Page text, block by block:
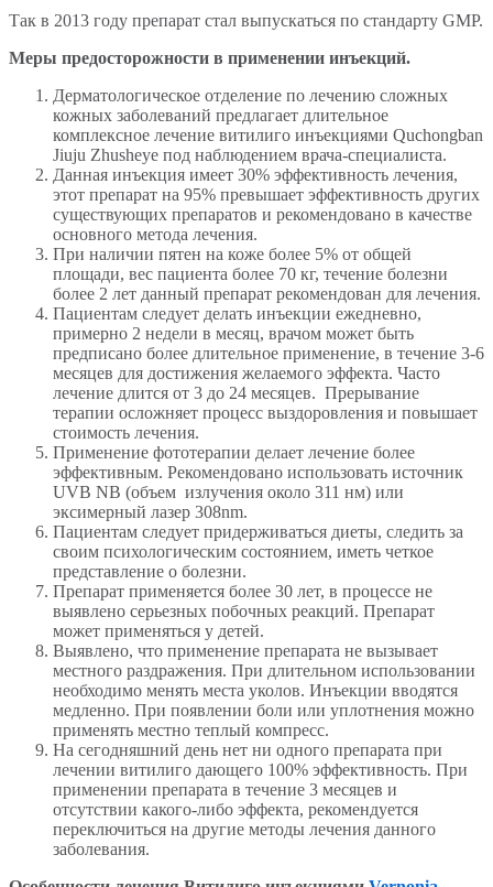
Так в 2013 году препарат стал выпускаться по стандарту GMP.
Меры предосторожности в применении инъекций.
Дерматологическое отделение по лечению сложных
кожных заболеваний предлагает длительное
комплексное лечение витилиго инъекциями Quchongban
Jiuju Zhusheye под наблюдением врача-специалиста.
Данная инъекция имеет 30% эффективность лечения,
этот препарат на 95% превышает эффективность других
существующих препаратов и рекомендовано в качестве
основного метода лечения.
При наличии пятен на коже более 5% от общей
площади, вес пациента более 70 кг, течение болезни
более 2 лет данный препарат рекомендован для лечения.
Пациентам следует делать инъекции ежедневно,
примерно 2 недели в месяц, врачом может быть
предписано более длительное применение, в течение 3-6
месяцев для достижения желаемого эффекта. Часто
лечение длится от 3 до 24 месяцев. Прерывание
терапии осложняет процесс выздоровления и повышает
стоимость лечения.
Применение фототерапии делает лечение более
эффективным. Рекомендовано использовать источник
UVB NB (объем излучения около 311 нм) или
эксимерный лазер 308nm.
Пациентам следует придерживаться диеты, следить за
своим психологическим состоянием, иметь четкое
представление о болезни.
Препарат применяется более 30 лет, в процессе не
выявлено серьезных побочных реакций. Препарат
может применяться у детей.
Выявлено, что применение препарата не вызывает
местного раздражения. При длительном использовании
необходимо менять места уколов. Инъекции вводятся
медленно. При появлении боли или уплотнения можно
применять местно теплый компресс.
На сегодняшний день нет ни одного препарата при
лечении витилиго дающего 100% эффективность. При
применении препарата в течение 3 месяцев и
отсутствии какого-либо эффекта, рекомендуется
переключиться на другие методы лечения данного
заболевания.